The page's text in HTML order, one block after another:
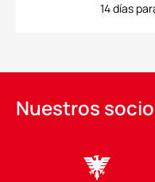
14 días
Nuestros